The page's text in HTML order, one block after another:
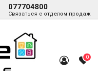
077704800
Связаться с отделом продаж
0